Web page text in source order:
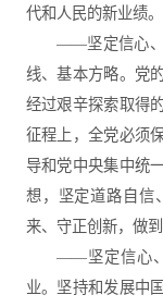
代和人民的新业绩。
——坚定信心、接
线、基本方略。党
经过艰辛探索取得
征程上，全党必须
导和党中央集中统
想，坚定道路自信
来、守正创新，做
——坚定信心、
业。坚持和发展中